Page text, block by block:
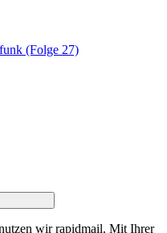
(Folge 27)
wir rapidmail. Mit Ihrer